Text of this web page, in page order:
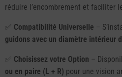
réduire l’encombrement et faciliter
✅ Compatibilité Universelle –
guidons avec un diamètre intérieur
✅ Choisissez votre Option –
ou en paire (L + R) pour une vision